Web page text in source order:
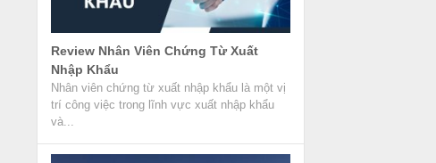
Review Nhân Viên Chứng Từ Xuất
Nhập Khẩu
Nhân viên chứng từ xuất nhập khẩu là một vị
trí công việc trong lĩnh vực xuất nhập khẩu
và...